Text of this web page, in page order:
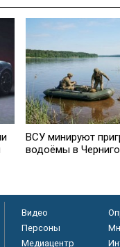
ВСУ минируют
водоёмы в
Видео
Персоны
Медиацентр